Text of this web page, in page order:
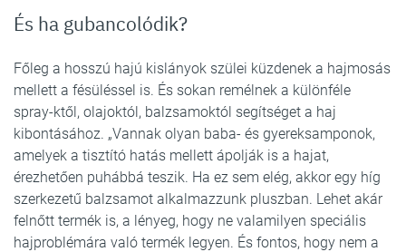
És ha gubancolódik?
Főleg a hosszú hajú kislányok szülei küzdenek a hajmosás
mellett a fésüléssel is. És sokan remélnek a különféle
spray-ktől, olajoktól, balzsamoktól segítséget a haj
kibontásához. „Vannak olyan baba- és gyereksamponok,
amelyek a tisztító hatás mellett ápolják is a hajat,
érezhetően puhábbá teszik. Ha ez sem elég, akkor egy híg
szerkezetű balzsamot alkalmazzunk pluszban. Lehet akár
felnőtt termék is, a lényeg, hogy ne valamilyen speciális
hajproblémára való termék legyen. És fontos, hogy nem a